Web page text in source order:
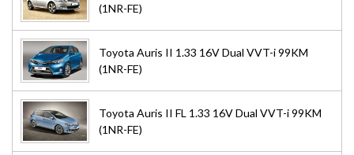
(1NR-FE)
Toyota Auris II 1.33 16V Dual VVT-i 99KM
(1NR-FE)
Toyota Auris II FL 1.33 16V Dual VVT-i 99KM
(1NR-FE)